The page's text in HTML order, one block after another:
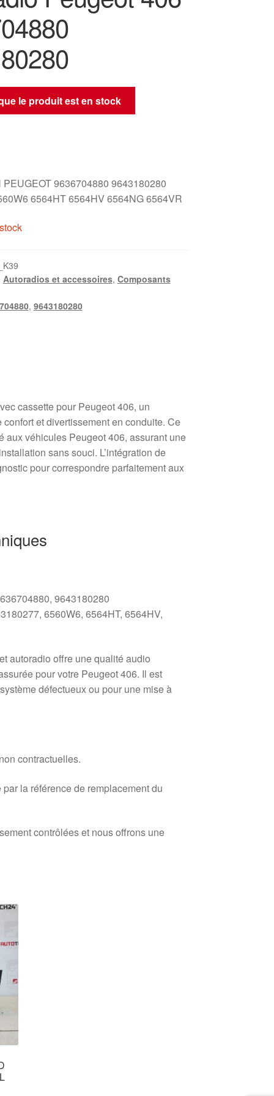
le produit est en stock
9636704880 9643180280
6564HT 6564HV 6564NG 6564VR
Autoradios et accessoires, Composants
, 9643180280
cassette pour Peugeot 406, un
et divertissement en conduite. Ce
aux véhicules Peugeot 406, assurant une
sans souci. L’intégration de
pour correspondre parfaitement aux
9643180280
6560W6, 6564HT, 6564HV,
autoradio offre une qualité audio
pour votre Peugeot 406. Il est
défectueux ou pour une mise à
contractuelles.
la référence de remplacement du
contrôlées et nous offrons une